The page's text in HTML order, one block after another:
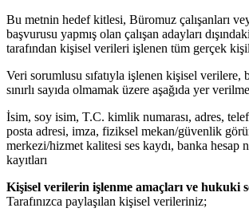
Bu metnin hedef kitlesi, Büromuz çalışanları
başvurusu yapmış olan çalışan adayları
tarafından kişisel verileri işlenen tüm gerçek
Veri sorumlusu sıfatıyla işlenen kişisel verilere,
sınırlı sayıda olmamak üzere aşağıda yer
İsim, soy isim, T.C. kimlik numarası, adres,
posta adresi, imza, fiziksel mekan/güvenlik
merkezi/hizmet kalitesi ses kaydı, banka hesap
kayıtları
Kişisel verilerin işlenme amaçları ve hukuki
Tarafınızca paylaşılan kişisel verileriniz;